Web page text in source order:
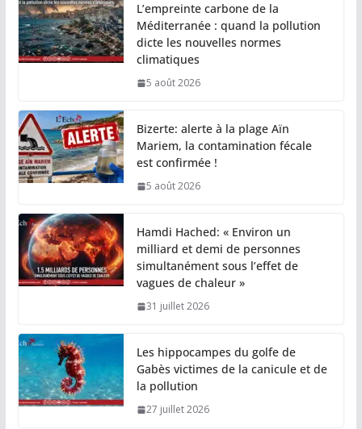
L’empreinte carbone de la
Méditerranée : quand la pollution
dicte les nouvelles normes
climatiques
5 août 2026
Bizerte: alerte à la plage Aïn
Mariem, la contamination fécale
est confirmée !
5 août 2026
Hamdi Hached: « Environ un
milliard et demi de personnes
simultanément sous l’effet de
vagues de chaleur »
31 juillet 2026
Les hippocampes du golfe de
Gabès victimes de la canicule et de
la pollution
27 juillet 2026